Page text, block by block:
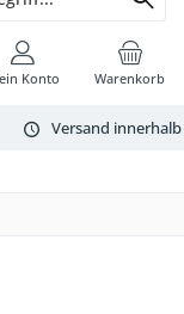
Versand
Warenkorb
Konto